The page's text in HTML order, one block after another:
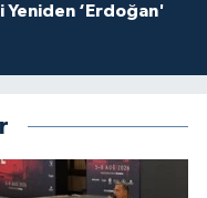
Yeniden ‘Erdoğan'